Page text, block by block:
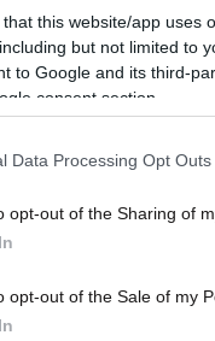
that this website/app uses
but not limited to
to Google and its third-
consent section.
Data Processing Opt Outs
opt-out of the Sharing of
opt-out of the Sale of my
03·01·2024 18:20